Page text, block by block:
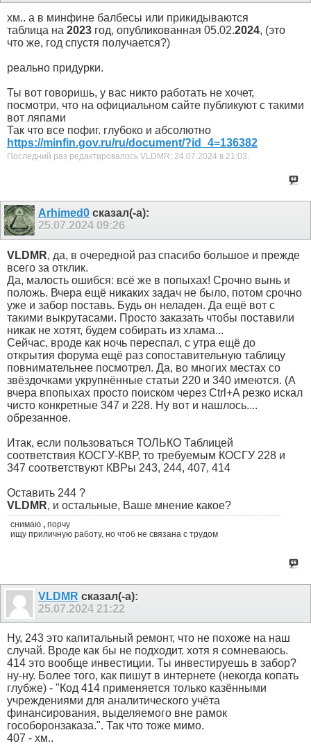
хм.. а в минфине балбесы или прикидываются
таблица на 2023 год, опубликованная 05.02.2024, (это
что же, год спустя получается?)
реально придурки.
Ты вот говоришь, у вас никто работать не хочет,
посмотри, что на официальном сайте публикуют с такими
вот ляпами
Так что все пофиг. глубоко и абсолютно
https://minfin.gov.ru/ru/document/?id_4=136382
Последний раз редактировалось VLDMR; 24.07.2024 в 21:03.
Arhimed0 сказал(-а):
25.07.2024 09:26
VLDMR, да, в очередной раз спасибо большое и прежде
всего за отклик.
Да, малость ошибся: всё же в попыхах! Срочно вынь и
положь. Вчера ещё никаких задач не было, потом срочно
уже и забор поставь. Будь он неладен. Да ещё вот с
такими выкрутасами. Просто заказать чтобы поставили
никак не хотят, будем собирать из хлама...
Сейчас, вроде как ночь переспал, с утра ещё до
открытия форума ещё раз сопоставительную таблицу
повнимательнее посмотрел. Да, во многих местах со
звёздочками укрупнённые статьи 220 и 340 имеются. (А
вчера впопыхах просто поиском через Ctrl+A резко искал
чисто конкретные 347 и 228. Ну вот и нашлось....
обрезанное.
Итак, если пользоваться ТОЛЬКО Таблицей
соответствия КОСГУ-КВР, то требуемым КОСГУ 228 и
347 соответствуют КВРы 243, 244, 407, 414
Оставить 244 ?
VLDMR, и остальные, Ваше мнение какое?
снимаю , порчу
ищу приличную работу, но чтоб не связана с трудом
VLDMR сказал(-а):
25.07.2024 21:22
Ну, 243 это капитальный ремонт, что не похоже на наш
случай. Вроде как бы не подходит. хотя я сомневаюсь.
414 это вообще инвестиции. Ты инвестируешь в забор?
ну-ну. Более того, как пишут в интернете (некогда копать
глубже) - "Код 414 применяется только казёнными
учреждениями для аналитического учёта
финансирования, выделяемого вне рамок
гособоронзаказа.". Так что тоже мимо.
407 - хм..